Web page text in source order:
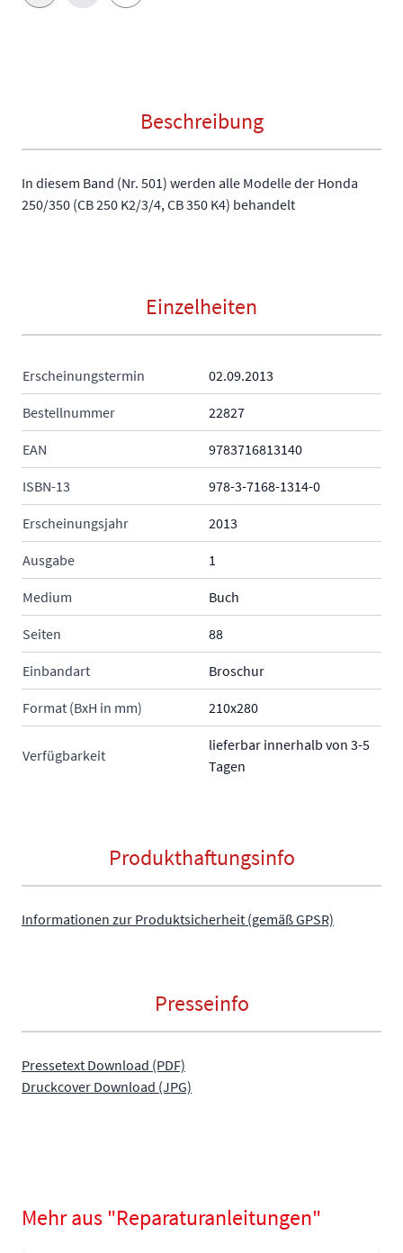
Beschreibung
In diesem Band (Nr. 501) werden alle Modelle der Honda
250/350 (CB 250 K2/3/4, CB 350 K4) behandelt
Einzelheiten
Erscheinungstermin 02.09.2013
Bestellnummer 22827
EAN 9783716813140
ISBN-13 978-3-7168-1314-0
Erscheinungsjahr 2013
Ausgabe 1
Medium Buch
Seiten 88
Einbandart Broschur
Format (BxH in mm) 210x280
Verfügbarkeit
lieferbar innerhalb von 3-5
Tagen
Produkthaftungsinfo
Informationen zur Produktsicherheit (gemäß GPSR)
Presseinfo
Pressetext Download (PDF)
Druckcover Download (JPG)
Mehr aus "Reparaturanleitungen"